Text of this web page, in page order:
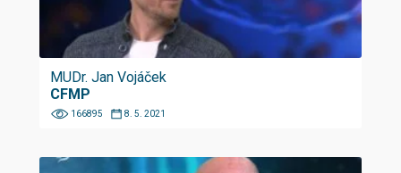
MUDr. Jan Vojáček
CFMP
166895 8. 5. 2021